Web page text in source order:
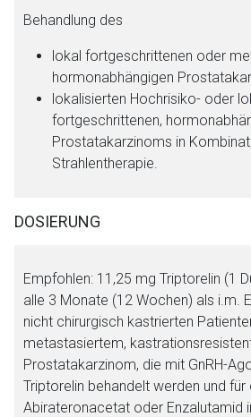
Behandlung des
lokal fortgeschrittenen oder
hormonabhängigen
lokalisierten Hochrisiko- oder
fortgeschrittenen,
Prostatakarzinoms in
Strahlentherapie.
DOSIERUNG
Empfohlen: 11,25 mg Triptorelin (1
alle 3 Monate (12 Wochen) als i.m.
nicht chirurgisch kastrierten
metastasiertem,
Prostatakarzinom, die mit GnRH-
Triptorelin behandelt werden und für
Abirateronacetat oder Enzalutamid
Seite. Für die Inhalte der externen
Betreiber verantwortlich. Ebenso
Datenschutzbestimmungen.
Zurück zur rote-